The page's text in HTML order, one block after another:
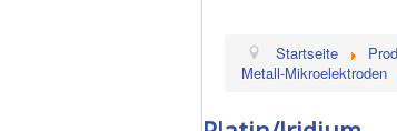
Startseite
Metall-Mikroelektroden